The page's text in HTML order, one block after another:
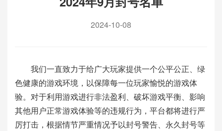
2024-10-08
我们一直致力于给广大玩家提供一个公平公正、绿
色健康的游戏环境，以保障每一位玩家愉悦的游戏体
验。对于利用游戏进行非法盈利、破坏游戏平衡、影响
其他用户正常游戏体验等的违规行为，平台都将进行严
厉打击，根据情节严重情况予以封号警告、永久封号等